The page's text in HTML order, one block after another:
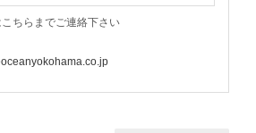
ちらまでご連絡下さい